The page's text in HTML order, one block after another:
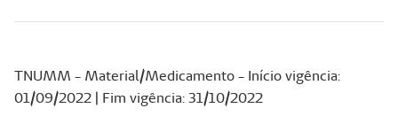
TNUMM - Material/Medicamento - Início vigência:
01/09/2022 | Fim vigência: 31/10/2022